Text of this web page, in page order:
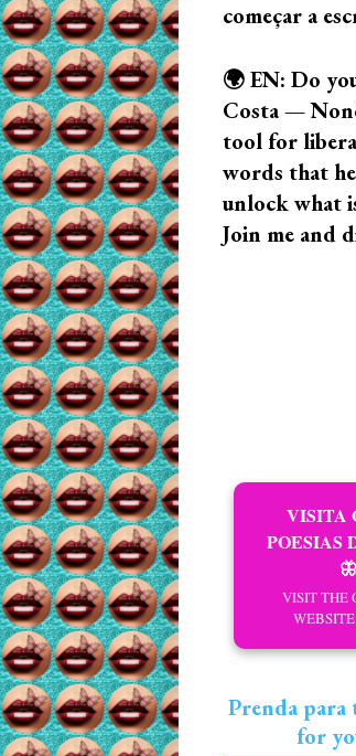
começar a
🌍 EN: Do
Costa —
tool for
words that
unlock what
Join me and
VISITA
POESIAS
🦋
VISIT THE
Prenda
for